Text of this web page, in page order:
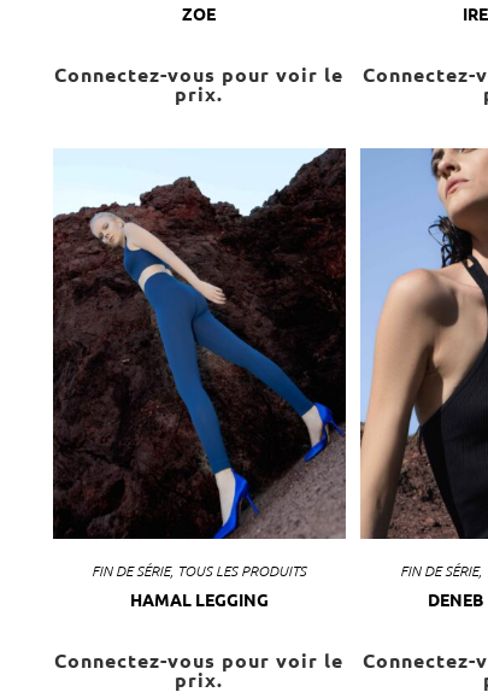
ZOE
Connectez-vous pour voir le
prix.
Connectez-
FIN DE SÉRIE, TOUS LES PRODUITS
HAMAL LEGGING
Connectez-vous pour voir le
prix.
FIN DE SÉRIE,
DENEB
Connectez-